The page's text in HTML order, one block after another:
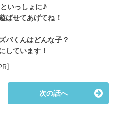
いっしょに♪
ばせてあげてね！
バくんはどんな子？
しています！
次の話へ